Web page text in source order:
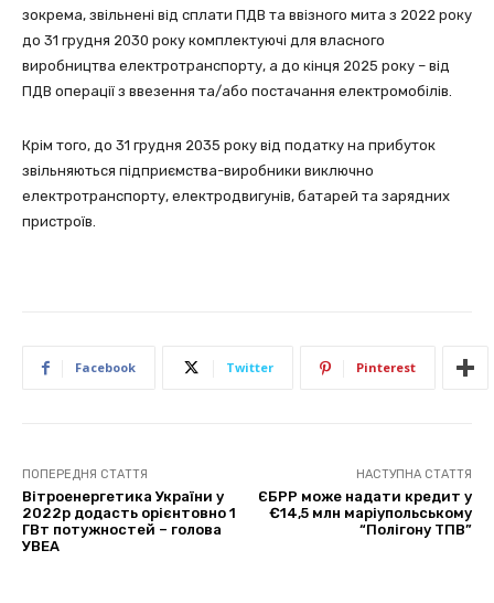
зокрема, звільнені від сплати ПДВ та ввізного мита з 2022 року
до 31 грудня 2030 року комплектуючі для власного
виробництва електротранспорту, а до кінця 2025 року – від
ПДВ операції з ввезення та/або постачання електромобілів.
Крім того, до 31 грудня 2035 року від податку на прибуток
звільняються підприємства-виробники виключно
електротранспорту, електродвигунів, батарей та зарядних
пристроїв.
Facebook Twitter Pinterest
ПОПЕРЕДНЯ СТАТТЯ
Вітроенергетика України у
2022р додасть орієнтовно 1
ГВт потужностей – голова
УВЕА
НАСТУПНА СТАТТЯ
ЄБРР може надати кредит у
€14,5 млн маріупольському
“Полігону ТПВ”